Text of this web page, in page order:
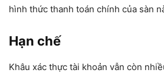
hình thức thanh toán chính của sàn
Hạn chế
Khâu xác thực tài khoản vẫn còn